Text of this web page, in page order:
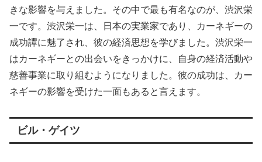
きな影響を与えました。その中で最も有名なのが、渋沢栄
一です。渋沢栄一は、日本の実業家であり、カーネギーの
成功譚に魅了され、彼の経済思想を学びました。渋沢栄一
はカーネギーとの出会いをきっかけに、自身の経済活動や
慈善事業に取り組むようになりました。彼の成功は、カー
ネギーの影響を受けた一面もあると言えます。
ビル・ゲイツ